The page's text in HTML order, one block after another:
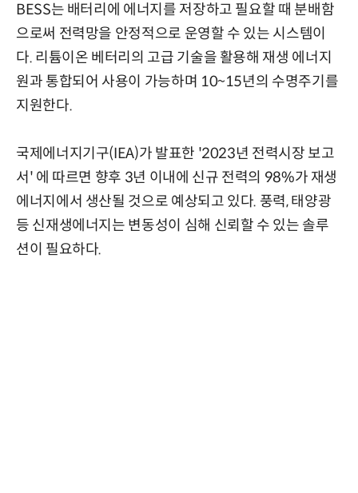
BESS는 배터리에 에너지를 저장하고 필요할 때 분배함
으로써 전력망을 안정적으로 운영할 수 있는 시스템이
다. 리튬이온 베터리의 고급 기술을 활용해 재생 에너지
원과 통합되어 사용이 가능하며 10~15년의 수명주기를
지원한다.
국제에너지기구(IEA)가 발표한 '2023년 전력시장 보고
서' 에 따르면 향후 3년 이내에 신규 전력의 98%가 재생
에너지에서 생산될 것으로 예상되고 있다. 풍력, 태양광
등 신재생에너지는 변동성이 심해 신뢰할 수 있는 솔루
션이 필요하다.